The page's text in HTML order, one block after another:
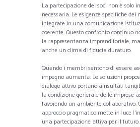
La partecipazione dei soci non è solo
necessaria. Le esigenze specifiche
integrate in una comunicazione
coerente. Questo confronto continuo
la rappresentanza imprenditoriale,
anche un clima di fiducia duraturo.
Quando i membri sentono di essere
impegno aumenta. Le soluzioni
dialogo attivo portano a risultati
la condizione generale delle imprese
favorendo un ambiente collaborativo.
approccio pragmatico mette in luce
una partecipazione attiva per il futuro.